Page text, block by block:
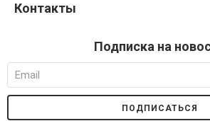
Контакты
Подписка на